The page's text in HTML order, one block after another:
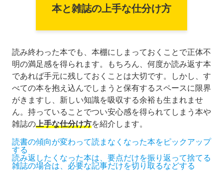
本と雑誌の上手な仕分け方
読み終わった本でも、本棚にしまっておくことで正体不
明の満足感を得られます。もちろん、何度か読み返す本
であれば手元に残しておくことは大切です。しかし、す
べての本を抱え込んでしまうと保有するスペースに限界
がきますし、新しい知識を吸収する余裕も生まれませ
ん。持っていることでつい安心感を得られてしまう本や
雑誌の上手な仕分け方を紹介します。
読書の傾向が変わって読まなくなった本をピックアップ
する
読み返したくなった本は、要点だけを振り返って捨てる
雑誌の場合は、必要な記事だけを切り取るなどする